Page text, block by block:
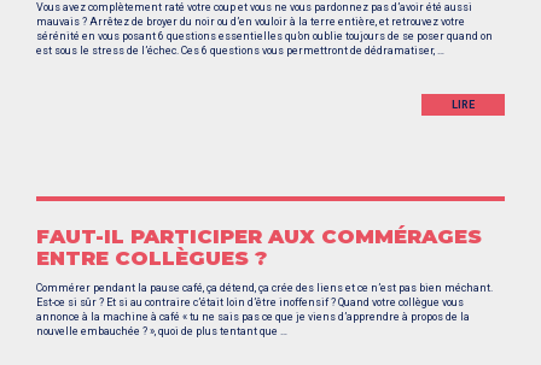
Vous avez complètement raté votre coup et vous ne vous pardonnez pas d’avoir été aussi
mauvais ? Arrêtez de broyer du noir ou d’en vouloir à la terre entière, et retrouvez votre
sérénité en vous posant 6 questions essentielles qu’on oublie toujours de se poser quand on
est sous le stress de l’échec. Ces 6 questions vous permettront de dédramatiser, …
LIRE
FAUT-IL PARTICIPER AUX COMMÉRAGES
ENTRE COLLÈGUES ?
Commérer pendant la pause café, ça détend, ça crée des liens et ce n’est pas bien méchant.
Est-ce si sûr ? Et si au contraire c’était loin d’être inoffensif ? Quand votre collègue vous
annonce à la machine à café « tu ne sais pas ce que je viens d’apprendre à propos de la
nouvelle embauchée ? », quoi de plus tentant que …